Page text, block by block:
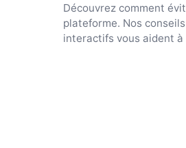
Découvrez comment
plateforme. Nos
interactifs vous aident à